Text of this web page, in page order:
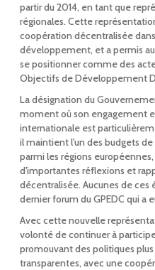
partir du 2014, en tant que
régionales. Cette
coopération décentralisée
développement, et a permis
se positionner comme des
Objectifs de Développement
La désignation du
moment où son engagement
internationale est
il maintient l'un des budgets
parmi les régions
d'importantes réflexions et
décentralisée. Aucunes de
dernier forum du GPEDC qui a
Avec cette nouvelle
volonté de continuer à
promouvant des politiques
transparentes, avec une